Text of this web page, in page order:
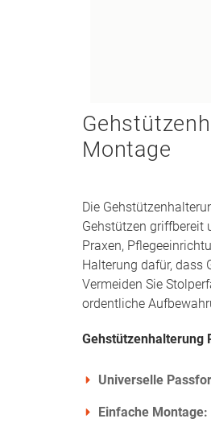
Montage
Die
Gehstützen griffbereit
Praxen,
Halterung dafür, dass
Vermeiden Sie
ordentliche
Gehstützenhalterung
Universelle
Einfache Montage: